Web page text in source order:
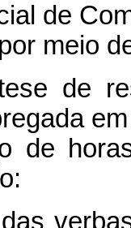
de
por meio
de
de